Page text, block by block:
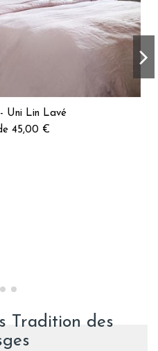
Uni Lin Lavé
45,00 €
Tradition des